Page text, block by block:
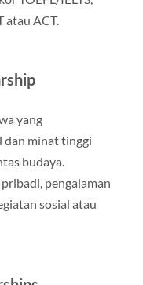
atau ACT.
yang
dan minat tinggi
budaya.
pengalaman
sosial atau